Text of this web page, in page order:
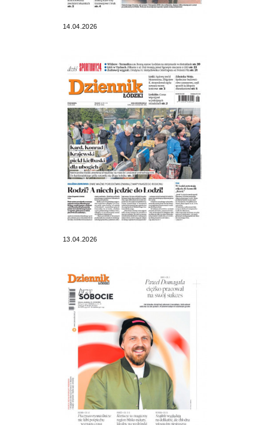
14.04.2026
13.04.2026